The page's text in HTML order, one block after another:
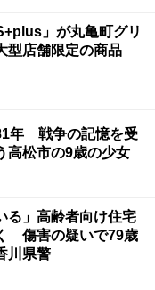
」が丸亀町グリ
店舗限定の商品
年 戦争の記憶を受
高松市の9歳の少女
る」高齢者向け住宅
傷害の疑いで79歳
川県警